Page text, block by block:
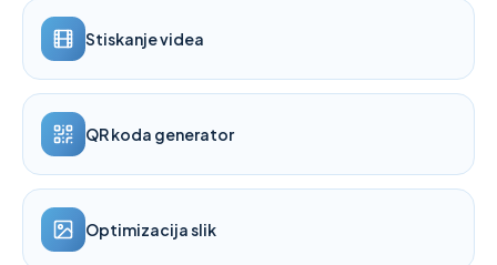
Stiskanje videa
QR koda generator
Optimizacija slik